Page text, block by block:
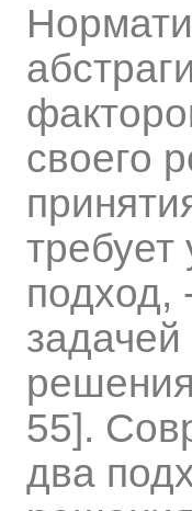
своего
подход,
55].
два